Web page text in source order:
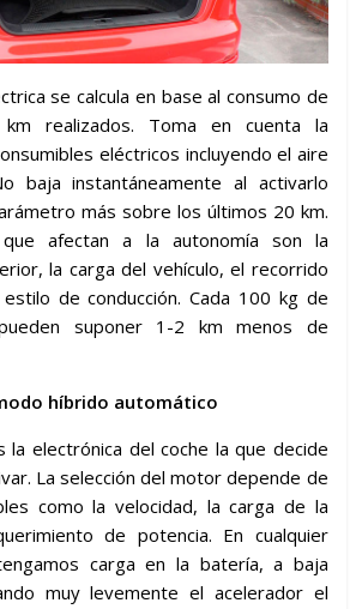
se calcula en base al consumo de
realizados. Toma en cuenta la
eléctricos incluyendo el aire
baja instantáneamente al activarlo
más sobre los últimos 20 km.
afectan a la autonomía son la
la carga del vehículo, el recorrido
de conducción. Cada 100 kg de
suponer 1-2 km menos de
híbrido automático
la electrónica del coche la que decide
La selección del motor depende de
como la velocidad, la carga de la
de potencia. En cualquier
carga en la batería, a baja
muy levemente el acelerador el